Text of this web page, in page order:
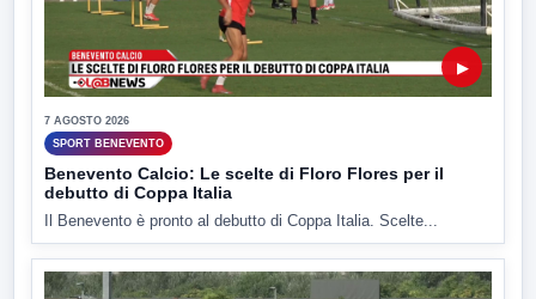
▶
7 AGOSTO 2026
SPORT BENEVENTO
Benevento Calcio: Le scelte di Floro Flores per il
debutto di Coppa Italia
Il Benevento è pronto al debutto di Coppa Italia. Scelte...